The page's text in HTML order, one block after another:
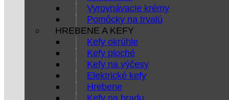
Vyrovnávacie krémy
Pomôcky na trvalú
HREBENE A KEFY
Kefy okrúhle
Kefy ploché
Kefy na výčesy
Elektrické kefy
Hrebene
Kefy na bradu